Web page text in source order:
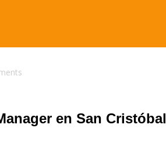
en San Cristóbal